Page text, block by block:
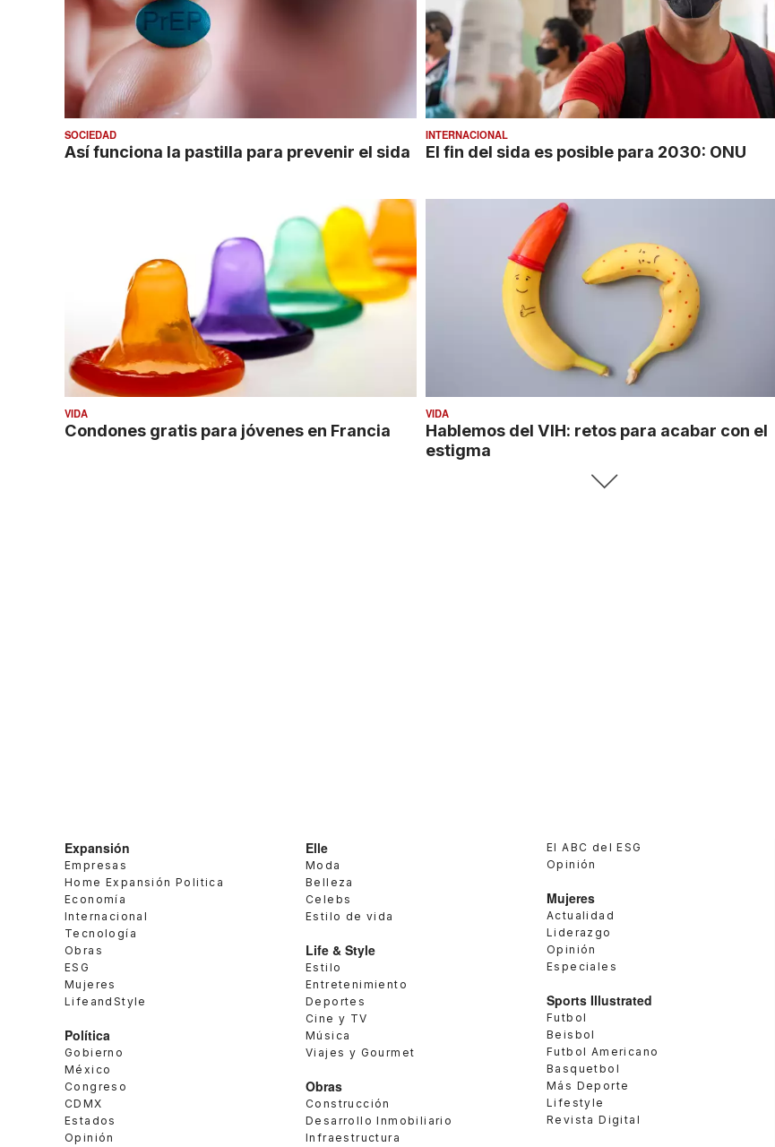
SOCIEDAD
Así funciona la pastilla para prevenir el sida
INTERNACIONAL
El fin del sida es posible para 2030: ONU
VIDA
Condones gratis para jóvenes en Francia
VIDA
Hablemos del VIH: retos para acabar con el
estigma
Expansión
Empresas
Home Expansión Politica
Economía
Internacional
Tecnología
Obras
ESG
Mujeres
LifeandStyle
Política
Gobierno
México
Congreso
CDMX
Estados
Opinión
Elle
Moda
Belleza
Celebs
Estilo de vida
Life & Style
Estilo
Entretenimiento
Deportes
Cine y TV
Música
Viajes y Gourmet
Obras
Construcción
Desarrollo Inmobiliario
Infraestructura
El ABC del ESG
Opinión
Mujeres
Actualidad
Liderazgo
Opinión
Especiales
Sports Illustrated
Futbol
Beisbol
Futbol Americano
Basquetbol
Más Deporte
Lifestyle
Revista Digital